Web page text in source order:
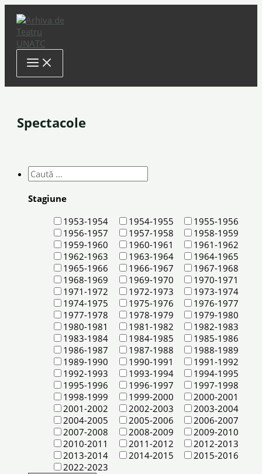
content
Spectacole
Stagiune
1953-1954
1954-1955
1955-1956
1956-1957
1957-1958
1958-1959
1959-1960
1960-1961
1961-1962
1962-1963
1963-1964
1964-1965
1965-1966
1966-1967
1967-1968
1968-1969
1969-1970
1970-1971
1971-1972
1972-1973
1973-1974
1974-1975
1975-1976
1976-1977
1977-1978
1978-1979
1979-1980
1980-1981
1981-1982
1982-1983
1983-1984
1984-1985
1985-1986
1986-1987
1987-1988
1988-1989
1989-1990
1990-1991
1991-1992
1992-1993
1993-1994
1994-1995
1995-1996
1996-1997
1997-1998
1998-1999
1999-2000
2000-2001
2001-2002
2002-2003
2003-2004
2004-2005
2005-2006
2006-2007
2007-2008
2008-2009
2009-2010
2010-2011
2011-2012
2012-2013
2013-2014
2014-2015
2015-2016
2022-2023